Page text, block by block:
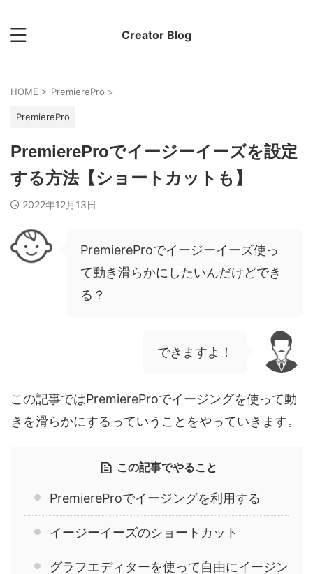
Creator Blog
HOME > PremierePro >
PremierePro
PremiereProでイージーイーズを設定
する方法【ショートカットも】
2022年12月13日
PremiereProでイージーイーズ使っ
て動き滑らかにしたいんだけどでき
る？
できますよ！
この記事ではPremiereProでイージングを使って動
きを滑らかにするっていうことをやっていきます。
この記事でやること
PremiereProでイージングを利用する
イージーイーズのショートカット
グラフエディターを使って自由にイージン